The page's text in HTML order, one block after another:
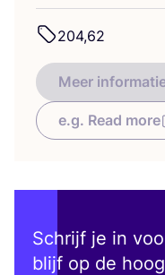
204,62
Meer
e.g. Read more
Schrijf je in
blijf op de